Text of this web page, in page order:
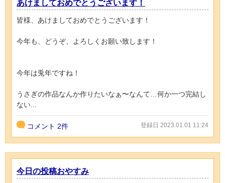
あけましておめでとうございます！
皆様、あけましておめでとうございます！
今年も、どうぞ、よろしくお願い致します！
今年は兎年ですね！
うさぎの作品なんか作りたいなぁ〜なんて…何か一つ完結し
ない...
コメント 2件 登録日 2023.01.01 11:24
今日の投稿おやすみ